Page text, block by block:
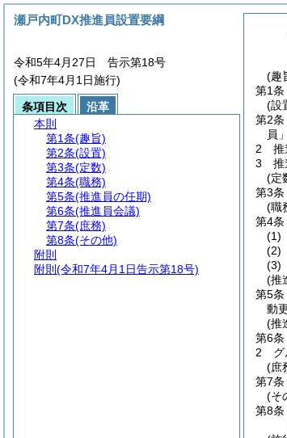
(趣
第1条
(設
第2条
員
2
推
3
推
(定
第3条
(職
第4条
(1)
(2)
(3)
(推
第5条
動
(推
第6条
2
(庶
第7条
(そ
第8条
瀬戸内町DX推進員設置要綱
令和5年4月27日 告示第18号
(令和7年4月1日施行)
条項目次
沿革
本則
第1条(趣旨)
第2条(設置)
第3条(定数)
第4条(職務)
第5条(推進員の任期)
第6条(推進員会議)
第7条(庶務)
第8条(その他)
附則
附則 (令和7年4月1日告示第18号)